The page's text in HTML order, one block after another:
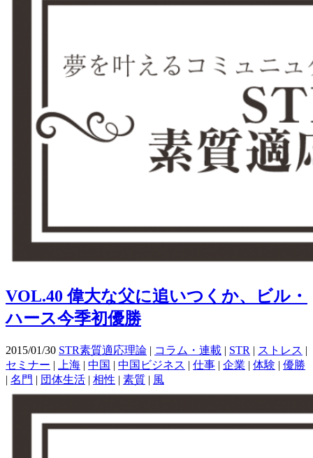
VOL.40 偉大な父に追いつくか、ビル・
ハース今季初優勝
2015/01/30 STR素質適応理論 | コラム・連載 | STR | ストレス |
セミナー | 上海 | 中国 | 中国ビジネス | 仕事 | 企業 | 体験 | 優勝
| 名門 | 団体生活 | 相性 | 素質 | 風